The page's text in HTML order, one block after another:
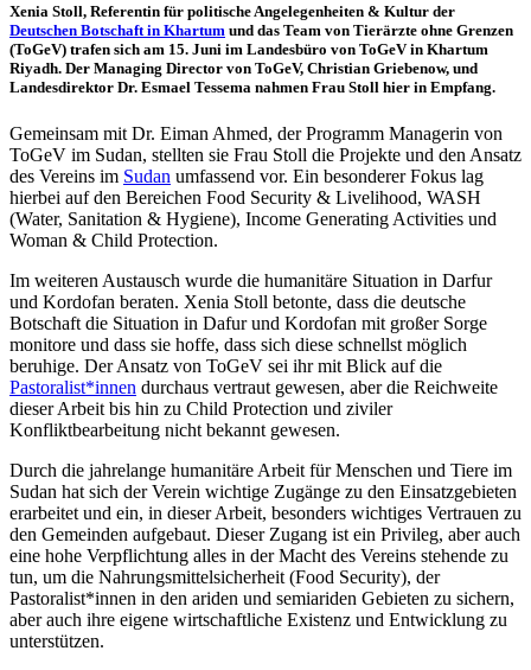
Xenia Stoll, Referentin für politische Angelegenheiten & Kultur der
Deutschen Botschaft in Khartum und das Team von Tierärzte ohne Grenzen
(ToGeV) trafen sich am 15. Juni im Landesbüro von ToGeV in Khartum
Riyadh. Der Managing Director von ToGeV, Christian Griebenow, und
Landesdirektor Dr. Esmael Tessema nahmen Frau Stoll hier in Empfang.
Gemeinsam mit Dr. Eiman Ahmed, der Programm Managerin von
ToGeV im Sudan, stellten sie Frau Stoll die Projekte und den Ansatz
des Vereins im Sudan umfassend vor. Ein besonderer Fokus lag
hierbei auf den Bereichen Food Security & Livelihood, WASH
(Water, Sanitation & Hygiene), Income Generating Activities und
Woman & Child Protection.
Im weiteren Austausch wurde die humanitäre Situation in Darfur
und Kordofan beraten. Xenia Stoll betonte, dass die deutsche
Botschaft die Situation in Dafur und Kordofan mit großer Sorge
monitore und dass sie hoffe, dass sich diese schnellst möglich
beruhige. Der Ansatz von ToGeV sei ihr mit Blick auf die
Pastoralist*innen durchaus vertraut gewesen, aber die Reichweite
dieser Arbeit bis hin zu Child Protection und ziviler
Konfliktbearbeitung nicht bekannt gewesen.
Durch die jahrelange humanitäre Arbeit für Menschen und Tiere im
Sudan hat sich der Verein wichtige Zugänge zu den Einsatzgebieten
erarbeitet und ein, in dieser Arbeit, besonders wichtiges Vertrauen zu
den Gemeinden aufgebaut. Dieser Zugang ist ein Privileg, aber auch
eine hohe Verpflichtung alles in der Macht des Vereins stehende zu
tun, um die Nahrungsmittelsicherheit (Food Security), der
Pastoralist*innen in den ariden und semiariden Gebieten zu sichern,
aber auch ihre eigene wirtschaftliche Existenz und Entwicklung zu
unterstützen.